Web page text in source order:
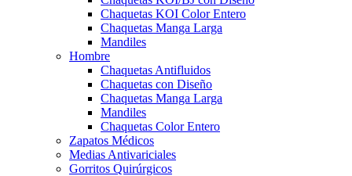
Chaquetas KOI Color Entero
Chaquetas Manga Larga
Mandiles
Hombre
Chaquetas Antifluidos
Chaquetas con Diseño
Chaquetas Manga Larga
Mandiles
Chaquetas Color Entero
Zapatos Médicos
Medias Antivariciales
Gorritos Quirúrgicos